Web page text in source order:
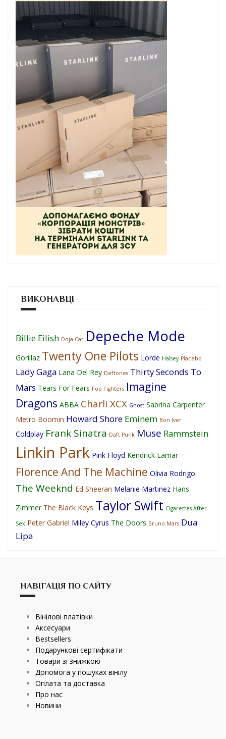
ВИКОНАВЦІ
Billie Eilish Doja Cat Depeche Mode
Gorillaz Twenty One Pilots Lorde Halsey Placebo
Lady Gaga Lana Del Rey Deftones Thirty Seconds To
Mars Tears For Fears Foo Fighters Imagine
Dragons ABBA Charli XCX Ghost Sabrina Carpenter
Metro Boomin Howard Shore Eminem Bon Iver
Coldplay Frank Sinatra Daft Punk Muse Rammstein
Linkin Park Pink Floyd Kendrick Lamar
Florence And The Machine Olivia Rodrigo
The Weeknd Ed Sheeran Melanie Martinez Hans
Zimmer The Black Keys Taylor Swift Cigarettes After
Sex Peter Gabriel Miley Cyrus The Doors Bruno Mars Dua
Lipa
НАВІГАЦІЯ ПО САЙТУ
Вінілові платівки
Аксесуари
Bestsellers
Подарункові сертифікати
Товари зі знижкою
Допомога у пошуках вінілу
Оплата та доставка
Про нас
Новини